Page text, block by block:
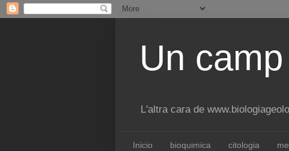
Un
L'altra cara de
Inicio bioquimica citologia